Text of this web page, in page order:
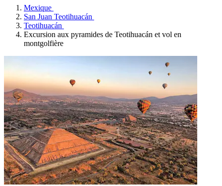
Mexique
San Juan Teotihuacán
Teotihuacán
Excursion aux pyramides de Teotihuacán et vol en
montgolfière